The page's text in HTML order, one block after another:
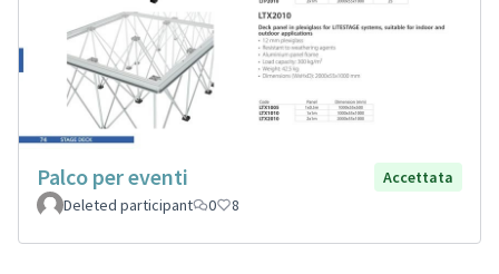
Palco per eventi
Accettata
Deleted participant
0 8